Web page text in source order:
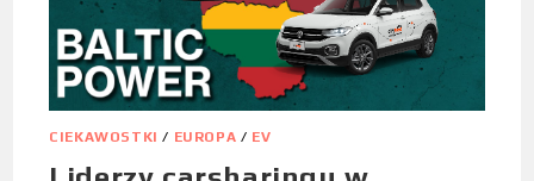
CIEKAWOSTKI / EUROPA / EV